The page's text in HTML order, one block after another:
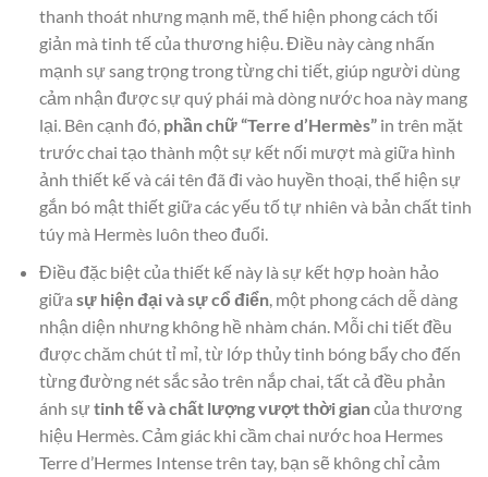
thanh thoát nhưng mạnh mẽ, thể hiện phong cách tối
giản mà tinh tế của thương hiệu. Điều này càng nhấn
mạnh sự sang trọng trong từng chi tiết, giúp người dùng
cảm nhận được sự quý phái mà dòng nước hoa này mang
lại. Bên cạnh đó, phần chữ “Terre d’Hermès”in trên mặt
trước chai tạo thành một sự kết nối mượt mà giữa hình
ảnh thiết kế và cái tên đã đi vào huyền thoại, thể hiện sự
gắn bó mật thiết giữa các yếu tố tự nhiên và bản chất tinh
túy mà Hermès luôn theo đuổi.
Điều đặc biệt của thiết kế này là sự kết hợp hoàn hảo
giữa sự hiện đại và sự cổ điển, một phong cách dễ dàng
nhận diện nhưng không hề nhàm chán. Mỗi chi tiết đều
được chăm chút tỉ mỉ, từ lớp thủy tinh bóng bẩy cho đến
từng đường nét sắc sảo trên nắp chai, tất cả đều phản
ánh sựtinh tế và chất lượng vượt thời giancủa thương
hiệu Hermès. Cảm giác khi cầm chai nước hoa Hermes
Terre d’Hermes Intense trên tay, bạn sẽ không chỉ cảm